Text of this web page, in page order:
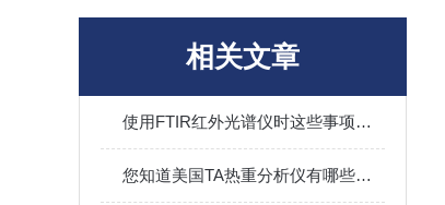
相关文章
使用FTIR红外光谱仪时这些事项要注意了
您知道美国TA热重分析仪有哪些优势吗？